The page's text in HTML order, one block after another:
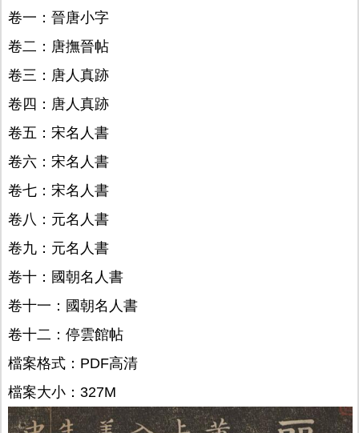
卷一：晉唐小字
卷二：唐撫晉帖
卷三：唐人真跡
卷四：唐人真跡
卷五：宋名人書
卷六：宋名人書
卷七：宋名人書
卷八：元名人書
卷九：元名人書
卷十：國朝名人書
卷十一：國朝名人書
卷十二：停雲館帖
檔案格式：PDF高清
檔案大小：327M